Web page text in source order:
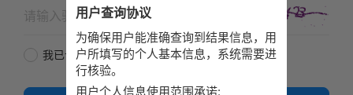
我已认真阅读并同意《用户查询协议》
用户查询协议
为确保用户能准确查询到结果信息，用
户所填写的个人基本信息，系统需要进
行核验。
用户个人信息使用范围承诺: